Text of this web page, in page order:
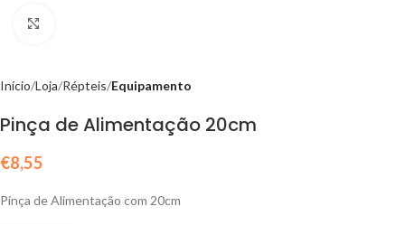
Início Loja Répteis Equipamento
Pinça de Alimentação 20cm
€8,55
Pinça de Alimentação com 20cm